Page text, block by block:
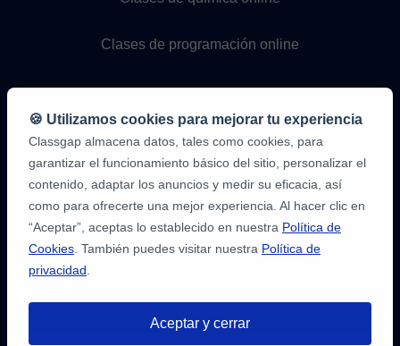
Clases de programación online
9,6/10
1.339.284
opiniones
verificadas.com
🍪 Utilizamos cookies para mejorar tu experiencia
Classgap almacena datos, tales como cookies, para
garantizar el funcionamiento básico del sitio, personalizar el
contenido, adaptar los anuncios y medir su eficacia, así
como para ofrecerte una mejor experiencia. Al hacer clic en
“Aceptar”, aceptas lo establecido en nuestra Política de
Cookies . También puedes visitar nuestra Política de
privacidad
Aceptar y cerrar